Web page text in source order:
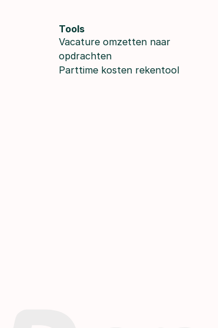
Tools
Vacature omzetten naar
opdrachten
Parttime kosten rekentool